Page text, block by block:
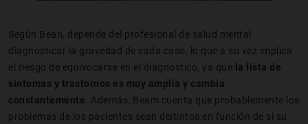
Según Bean, depende del profesional de salud mental
diagnosticar la gravedad de cada caso, lo que a su vez implica
el riesgo de equivocarse en el diagnóstico, ya que la lista de
síntomas y trastornos es muy amplia y cambia
constantemente . Además, Beam cuenta que probablemente los
problemas de los pacientes sean distintos en función de si su